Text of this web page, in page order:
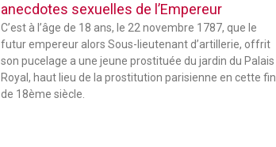
anecdotes sexuelles de l’Empereur
C’est à l’âge de 18 ans, le 22 novembre 1787, que le
futur empereur alors Sous-lieutenant d’artillerie, offrit
son pucelage a une jeune prostituée du jardin du Palais
Royal, haut lieu de la prostitution parisienne en cette fin
de 18ème siècle.